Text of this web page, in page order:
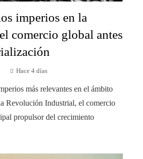
imperios en la
comercio global antes
Hace 4 días
más relevantes en el ámbito
Revolución Industrial, el comercio
propulsor del crecimiento